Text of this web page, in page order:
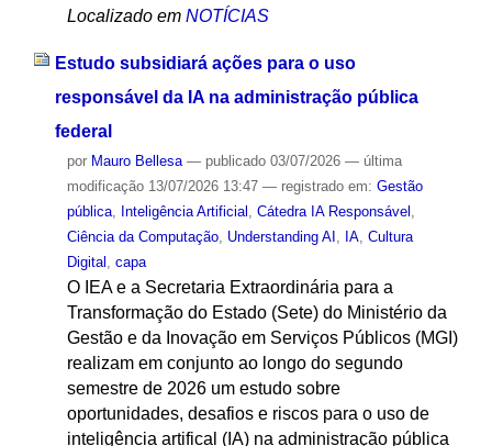
Localizado em NOTÍCIAS
Estudo subsidiará ações para o uso
responsável da IA na administração pública
federal
por Mauro Bellesa — publicado03/07/2026 — última
modificação13/07/2026 13:47 — registrado em: Gestão
pública, Inteligência Artificial Cátedra IA Responsável
Ciência da Computação, Understanding AI IA, Cultura
Digital capa
O IEA e a Secretaria Extraordinária para a
Transformação do Estado (Sete) do Ministério da
Gestão e da Inovação em Serviços Públicos (MGI)
realizam em conjunto ao longo do segundo
semestre de 2026 um estudo sobre
oportunidades, desafios e riscos para o uso de
inteligência artifical (IA) na administração pública